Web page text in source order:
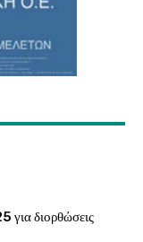
διορθώσεις